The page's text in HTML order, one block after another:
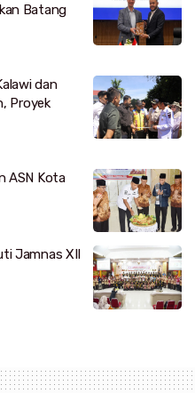
Batang
dan
Proyek
ASN Kota
Jamnas XII